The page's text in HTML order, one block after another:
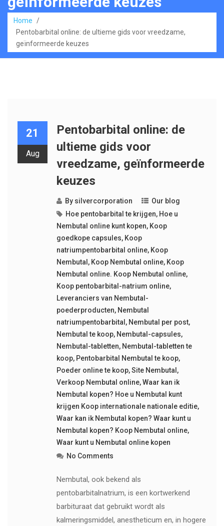
Home
/
Pentobarbital online: de ultieme gids voor vreedzame,
geïnformeerde keuzes
21
Aug
Pentobarbital online: de
ultieme gids voor
vreedzame, geïnformeerde
keuzes
By silvercorporation
Our blog
Hoe pentobarbital te krijgen, Hoe u
Nembutal online kunt kopen, Koop
goedkope capsules, Koop
natriumpentobarbital online, Koop
Nembutal , Koop Nembutal online, Koop
Nembutal online. Koop Nembutal online,
Koop pentobarbital-natrium online,
Leveranciers van Nembutal-
poederproducten, Nembutal
natriumpentobarbital , Nembutal per post,
Nembutal te koop, Nembutal-capsules,
Nembutal-tabletten, Nembutal-tabletten te
koop, Pentobarbital Nembutal te koop,
Poeder online te koop,Site Nembutal ,
Verkoop Nembutal online,Waar kan ik
Nembutal kopen? Hoe u Nembutal kunt
krijgen Koop internationale nationale editie,
Waar kan ik Nembutal kopen? Waar kunt u
Nembutal kopen? Koop Nembutal online,
Waar kunt u Nembutal online kopen
No Comments
Nembutal, ook bekend als
pentobarbitalnatrium, is een kortwerkend
barbituraat dat gebruikt wordt als
kalmeringsmiddel, anestheticum en, in hogere